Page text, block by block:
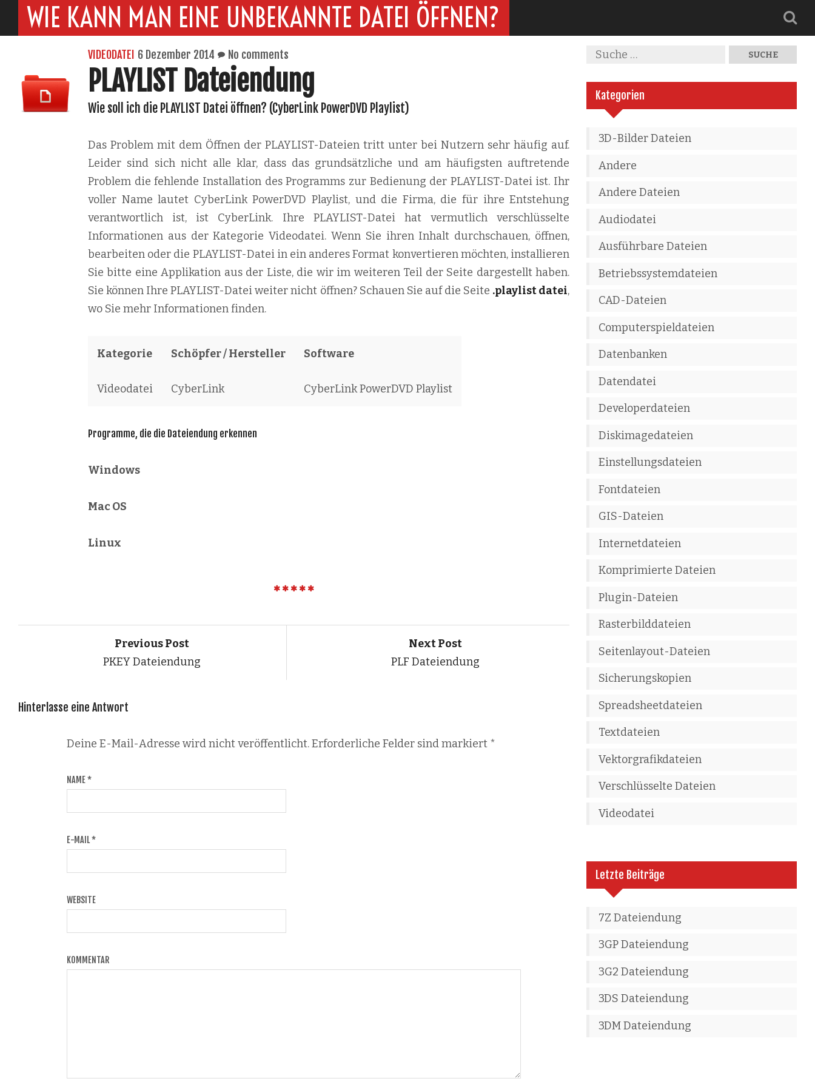
WIE KANN MAN EINE UNBEKANNTE DATEI ÖFFNEN?
VIDEODATEI 6 Dezember 2014 No comments
PLAYLIST Dateiendung
Wie soll ich die PLAYLIST Datei öffnen? (CyberLink PowerDVD Playlist)
Das Problem mit dem Öffnen der PLAYLIST-Dateien tritt unter bei Nutzern sehr häufig auf.
Leider sind sich nicht alle klar, dass das grundsätzliche und am häufigsten auftretende
Problem die fehlende Installation des Programms zur Bedienung der PLAYLIST-Datei ist. Ihr
voller Name lautet CyberLink PowerDVD Playlist, und die Firma, die für ihre Entstehung
verantwortlich ist, ist CyberLink. Ihre PLAYLIST-Datei hat vermutlich verschlüsselte
Informationen aus der Kategorie Videodatei. Wenn Sie ihren Inhalt durchschauen, öffnen,
bearbeiten oder die PLAYLIST-Datei in ein anderes Format konvertieren möchten, installieren
Sie bitte eine Applikation aus der Liste, die wir im weiteren Teil der Seite dargestellt haben.
Sie können Ihre PLAYLIST-Datei weiter nicht öffnen? Schauen Sie auf die Seite .playlist datei,
wo Sie mehr Informationen finden.
Kategorie Schöpfer / Hersteller Software
Videodatei CyberLink CyberLink PowerDVD Playlist
Programme, die die Dateiendung erkennen
Windows
Mac OS
Linux
Previous Post
PKEY Dateiendung
Next Post
PLF Dateiendung
Hinterlasse eine Antwort
Deine E-Mail-Adresse wird nicht veröffentlicht. Erforderliche Felder sind markiert *
NAME*
E-MAIL*
WEBSITE
KOMMENTAR
Kategorien
3D-Bilder Dateien
Andere
Andere Dateien
Audiodatei
Ausführbare Dateien
Betriebssystemdateien
CAD-Dateien
Computerspieldateien
Datenbanken
Datendatei
Developerdateien
Diskimagedateien
Einstellungsdateien
Fontdateien
GIS-Dateien
Internetdateien
Komprimierte Dateien
Plugin-Dateien
Rasterbilddateien
Seitenlayout-Dateien
Sicherungskopien
Spreadsheetdateien
Textdateien
Vektorgrafikdateien
Verschlüsselte Dateien
Videodatei
Letzte Beiträge
7Z Dateiendung
3GP Dateiendung
3G2 Dateiendung
3DS Dateiendung
3DM Dateiendung